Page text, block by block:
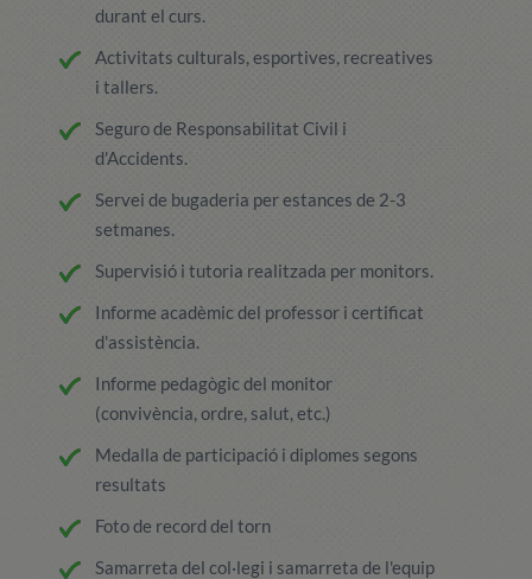
durant el curs.
Activitats culturals, esportives, recreatives
i tallers.
Seguro de Responsabilitat Civil i
d'Accidents.
Servei de bugaderia per estances de 2-3
setmanes.
Supervisió i tutoria realitzada per monitors.
Informe acadèmic del professor i certificat
d'assistència.
Informe pedagògic del monitor
(convivència, ordre, salut, etc.)
Medalla de participació i diplomes segons
resultats
Foto de record del torn
Samarreta del col·legi i samarreta de l'equip